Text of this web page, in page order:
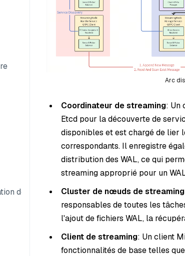
des données
Arc
Coordinateur de streaming: Un
Etcd pour la découverte de
disponibles et est chargé de lier
correspondants. Il enregistre
distribution des WAL, ce qui
streaming approprié pour un
Cluster de nœuds de streaming
responsables de toutes les
l'ajout de fichiers WAL, la
Client de streaming: Un client
fonctionnalités de base telles